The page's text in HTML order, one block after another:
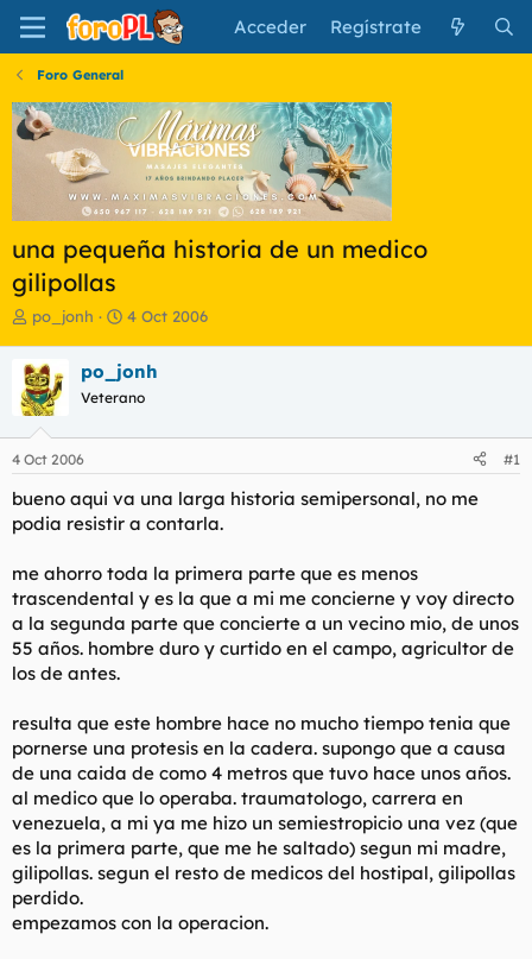
Acceder Regístrate
Foro General
una pequeña historia de un medico
gilipollas
I
c
i
a
d
o
d
e
t
e
m
a
po_jonh
F
h
a
e
i
c
o
4 Oct 2006
po_jonh
Veterano
4 Oct 2006 #1
bueno aqui va una larga historia semipersonal, no me
podia resistir a contarla.
me ahorro toda la primera parte que es menos
trascendental y es la que a mi me concierne y voy directo
a la segunda parte que concierte a un vecino mio, de unos
55 años. hombre duro y curtido en el campo, agricultor de
los de antes.
resulta que este hombre hace no mucho tiempo tenia que
pornerse una protesis en la cadera. supongo que a causa
de una caida de como 4 metros que tuvo hace unos años.
al medico que lo operaba. traumatologo, carrera en
venezuela, a mi ya me hizo un semiestropicio una vez (que
es la primera parte, que me he saltado) segun mi madre,
gilipollas. segun el resto de medicos del hostipal, gilipollas
perdido.
empezamos con la operacion.